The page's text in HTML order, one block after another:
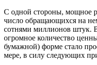
С одной стороны, мощное
число обращающихся на
сотнями миллионов штук.
огромное количество
бумажной) форме стало
мере, в силу следующих